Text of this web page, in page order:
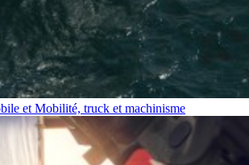
et Mobilité, truck et machinisme